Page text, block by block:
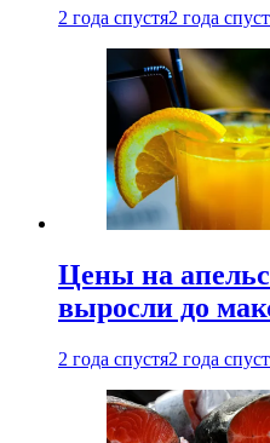
2 года спустя2 года
Цены на
выросли до
2 года спустя2 года